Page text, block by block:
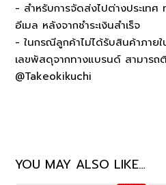
- สำหรับการจัดส่งไปต่างประเท
อีเมล หลังจากชำระเงินสำเร็จ
- ในกรณีลูกค้าไม่ได้รับสินค้าภาย
เลขพัสดุจากทางแบรนด์ สามาร
@Takeokikuchi
YOU MAY ALSO LIKE…